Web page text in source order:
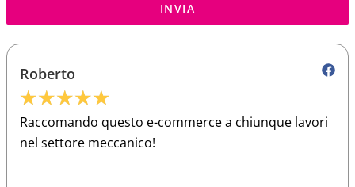
INVIA
Roberto
★★★★★
Raccomando questo e-commerce a chiunque lavori
nel settore meccanico!